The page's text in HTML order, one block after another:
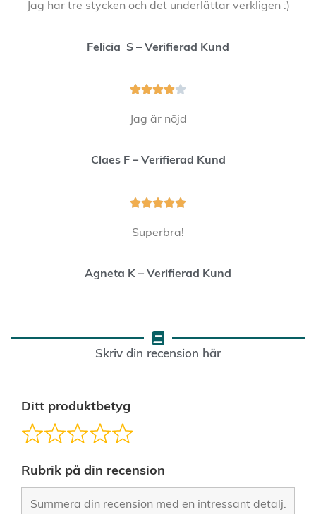
Jag har tre stycken och det underlättar verkligen :)
Felicia S – Verifierad Kund

Jag är nöjd
Claes F – Verifierad Kund

Superbra!
Agneta K – Verifierad Kund
Skriv din recension här
Ditt produktbetyg
Rubrik på din recension